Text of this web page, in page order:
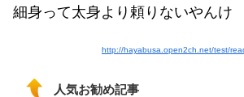
細身って太身より頼りないやんけ
http://hayabusa.open2ch.net/test/
人気お勧め記事